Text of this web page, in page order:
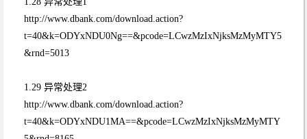
http://www.dbank.com/download.action?
t=40&k=ODYxNDU0Ng==&pcode=LCwzMzIxNjksMzMyMTY5
&rnd=5013
1.29 异常处理2
http://www.dbank.com/download.action?
t=40&k=ODYxNDU1MA==&pcode=LCwzMzIxNjksMzMyMTY